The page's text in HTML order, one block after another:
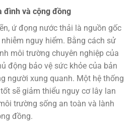
đình và cộng đồng
ứ đọng nước thải là nguồn gốc
nguy hiểm. Bằng cách sử
môi trường chuyên nghiệp của
động bảo vệ sức khỏe của bản
người xung quanh. Một hệ thống
sẽ giảm thiểu nguy cơ lây lan
trường sống an toàn và lành
đồng.